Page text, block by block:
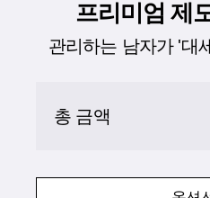
프리미엄 제
관리하는 남자가 '대
총 금액